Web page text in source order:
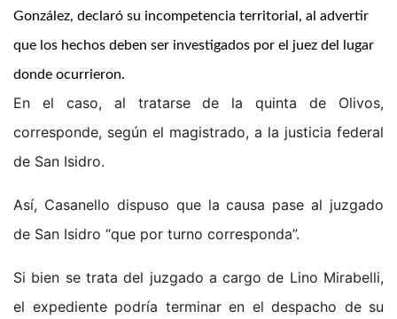
González, declaró su incompetencia territorial, al advertir
que los hechos deben ser investigados por el juez del lugar
donde ocurrieron.
En el caso, al tratarse de la quinta de Olivos,
corresponde, según el magistrado, a la justicia federal
de San Isidro.
Así, Casanello dispuso que la causa pase al juzgado
de San Isidro “que por turno corresponda”.
Si bien se trata del juzgado a cargo de Lino Mirabelli,
el expediente podría terminar en el despacho de su